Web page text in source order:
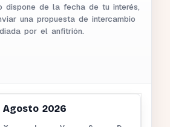
dispone de la fecha de tu interés,
una propuesta de intercambio
por el anfitrión.
Agosto 2026